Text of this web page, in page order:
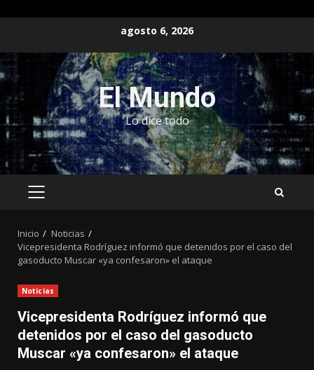
contenido
agosto 6, 2026
El Mundo
Lo dice todo
MENÚ
Inicio
Noticias
Vicepresidenta Rodríguez informó que detenidos por el caso del
gasoducto Muscar «ya confesaron» el ataque
Noticias
Vicepresidenta Rodríguez informó que
detenidos por el caso del gasoducto
Muscar «ya confesaron» el ataque